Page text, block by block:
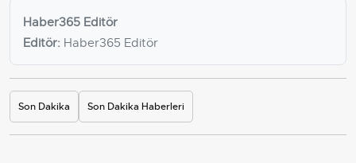
Haber365 Editör
Editör: Haber365 Editör
Son Dakika Son Dakika Haberleri